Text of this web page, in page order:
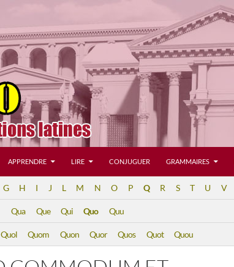
APPRENDRE LIRE CONJUGUER GRAMMAIRES
G H I J L M N O P Q R S T U V
Qua Que Qui Quo Quu
Quol Quom Quon Quor Quos Quot Quou